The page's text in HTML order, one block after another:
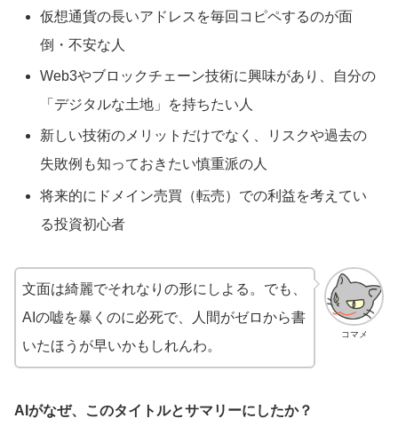
仮想通貨の長いアドレスを毎回コピペするのが面
倒・不安な人
Web3やブロックチェーン技術に興味があり、自分の
「デジタルな土地」を持ちたい人
新しい技術のメリットだけでなく、リスクや過去の
失敗例も知っておきたい慎重派の人
将来的にドメイン売買（転売）での利益を考えてい
る投資初心者
コマメ
文面は綺麗でそれなりの形にしよる。でも、
AIの嘘を暴くのに必死で、人間がゼロから書
いたほうが早いかもしれんわ。
AIがなぜ、このタイトルとサマリーにしたか？